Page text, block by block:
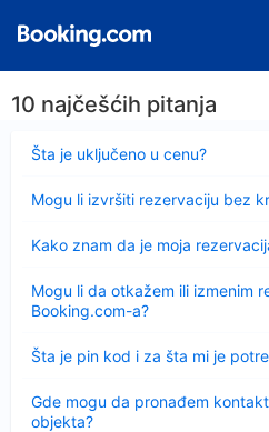
10 najčešćih pitanja
Šta je uključeno u cenu?
Sažeto
Mogu li izvršiti rezervaciju bez
Kako znam da je moja
Mogu li da otkažem ili izmenim
Booking.com-a?
Šta je pin kod i za šta mi je
Sažeto
Gde mogu da pronađem
objekta?